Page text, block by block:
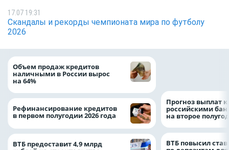
17.07 19:31
Скандалы и рекорды чемпионата мира по футболу
2026
Объем продаж кредитов
наличными в России вырос
на 64%
Рефинансирование кредитов
в первом полугодии 2026 года
ВТБ предоставит 4,9 млрд
Прогноз выплат
российскими
на второе
ВТБ повысил